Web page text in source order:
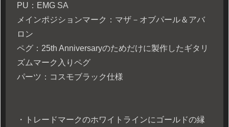
PU：EMG SA
メインポジションマーク：マザ－オブパール＆アバ
ロン
ペグ：25th Anniversaryのためだけに製作したギタリ
ズムマーク入りペグ
パーツ：コスモブラック仕様
・トレードマークのホワイトラインにゴールドの縁